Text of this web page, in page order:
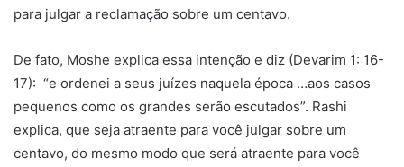
para julgar a reclamação sobre um centavo.
De fato, Moshe explica essa intenção e diz (Devarim 1: 16-
17): “e ordenei a seus juízes naquela época …aos casos
pequenos como os grandes serão escutados”. Rashi
explica, que seja atraente para você julgar sobre um
centavo, do mesmo modo que será atraente para você